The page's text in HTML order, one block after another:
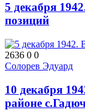
5 декабря
позиций
2636 0 0
Солорев Эдуард
10 декабря
районе